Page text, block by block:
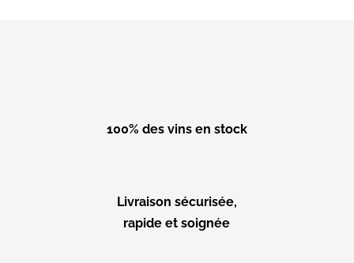
100% des vins en stock
Livraison sécurisée,
rapide et soignée